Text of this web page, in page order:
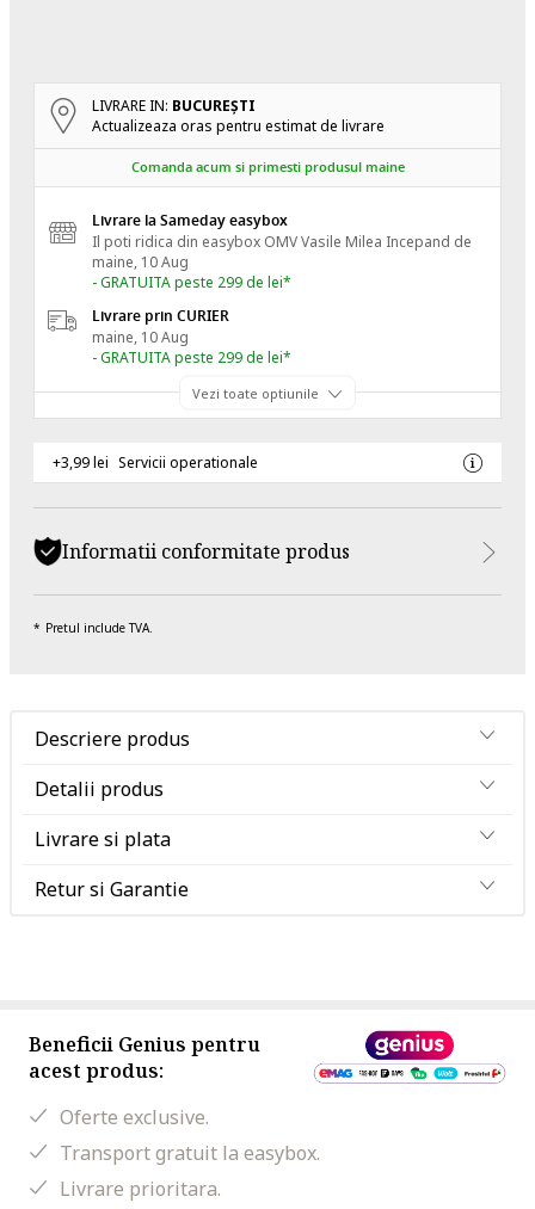
LIVRARE IN: BUCUREŞTI
Actualizeaza oras pentru estimat de livrare
Comanda acum si primesti produsul maine
Livrare la Sameday easybox
Il poti ridica din easybox OMV Vasile Milea Incepand de
maine, 10 Aug
- GRATUITA peste 299 de lei*
Livrare prin CURIER
maine, 10 Aug
- GRATUITA peste 299 de lei*
Vezi toate optiunile
+3,99 lei Servicii operationale
Informatii conformitate produs
Pretul include TVA.
Descriere produs
Detalii produs
Livrare si plata
Retur si Garantie
Beneficii Genius pentru
acest produs:
Oferte exclusive.
Transport gratuit la easybox.
Livrare prioritara.